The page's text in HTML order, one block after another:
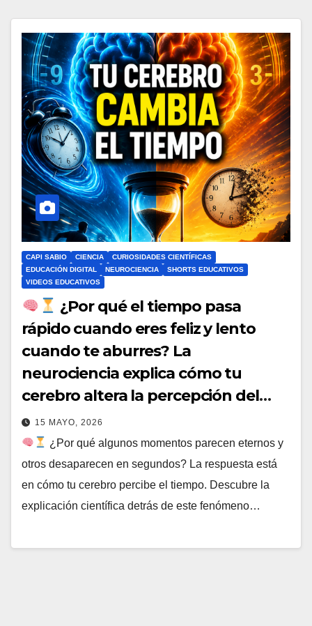
CAPI SABIO CIENCIA
CURIOSIDADES CIENTÍFICAS
EDUCACIÓN DIGITAL
NEUROCIENCIA
SHORTS EDUCATIVOS
VIDEOS EDUCATIVOS
¿Por qué el tiempo pasa
rápido cuando eres feliz y lento
cuando te aburres? La
neurociencia explica cómo tu
cerebro altera la percepción del
tiempo
15 MAYO, 2026
¿Por qué algunos momentos parecen eternos y
otros desaparecen en segundos? La respuesta está
en cómo tu cerebro percibe el tiempo. Descubre la
explicación científica detrás de este fenómeno…